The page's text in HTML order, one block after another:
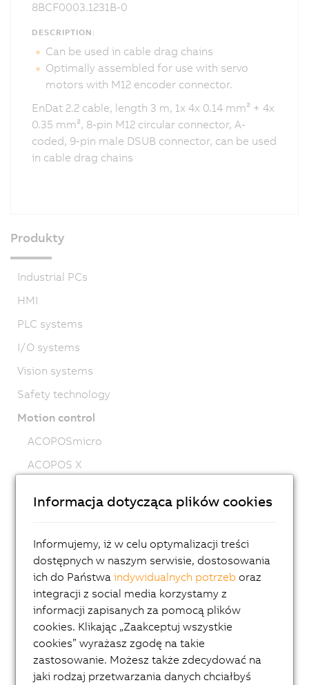
8BCF0003.1231B-0
DESCRIPTION:
Can be used in cable drag chains
Optimally assembled for use with servo
motors with M12 encoder connector.
EnDat 2.2 cable, length 3 m, 1x 4x 0.14 mm² + 4x
0.35 mm², 8-pin M12 circular connector, A-
coded, 9-pin male DSUB connector, can be used
in cable drag chains
Produkty
Industrial PCs
HMI
PLC systems
I/O systems
Vision systems
Safety technology
Motion control
ACOPOSmicro
ACOPOS X
ACOPOS
ACOPOSmulti
ACOPOSremote
ACOPOSmotor
Variable frequency drives (VFD)
8LS-4 synchronous motors
8MS-4 synchronous motors
Informacja dotycząca plików cookies
Informujemy, iż w celu optymalizacji treści
dostępnych w naszym serwisie, dostosowania
ich do Państwaindywidualnych potrzeb oraz
integracji z social media korzystamy z
informacji zapisanych za pomocą plików
cookies. Klikając „Zaakceptuj wszystkie
cookies” wyrażasz zgodę na takie
zastosowanie. Możesz także zdecydować na
jaki rodzaj przetwarzania danych chciałbyś